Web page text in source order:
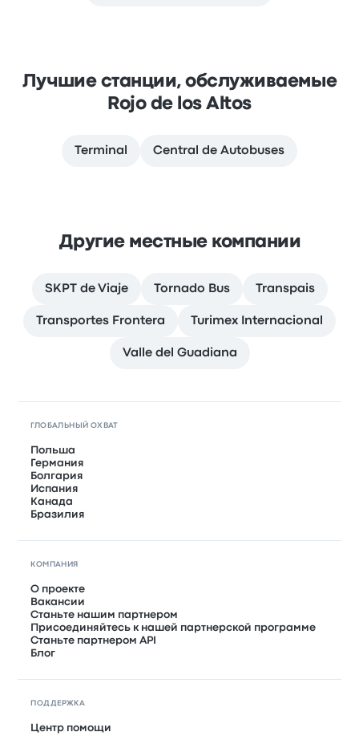
Лучшие станции, обслуживаемые
Rojo de los Altos
Terminal Central de Autobuses
Другие местные компании
SKPT de Viaje Tornado Bus Transpais
Transportes Frontera Turimex Internacional
Valle del Guadiana
ГЛОБАЛЬНЫЙ ОХВАТ
Польша
Германия
Болгария
Испания
Канада
Бразилия
КОМПАНИЯ
О проекте
Вакансии
Станьте нашим партнером
Присоединяйтесь к нашей партнерской программе
Станьте партнером API
Блог
ПОДДЕРЖКА
Центр помощи